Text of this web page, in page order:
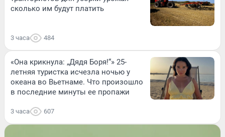
сколько им будут платить
3 часа 484
«Она крикнула: „Дядя Боря!“» 25-
летняя туристка исчезла ночью у
океана во Вьетнаме. Что произошло
в последние минуты ее пропажи
3 часа 607